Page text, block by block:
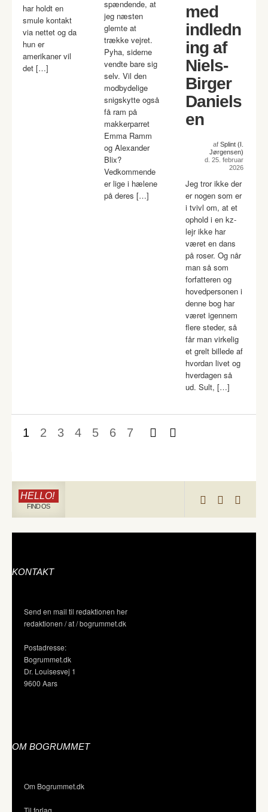
har holdt en
smule kontakt
via nettet og da
hun er
amerikaner vil
det […]
spændende, at
jeg næsten
glemte at
trække vejret.
Pyha, siderne
vendte bare sig
selv. Vil den
modbydelige
snigskytte også
få ram på
makkerparret
Emma Ramm
og Alexander
Blix?
Vedkommende
er lige i hælene
på deres […]
med
indledn
ing af
Niels-
Birger
Daniels
en
af Splint (I.
Jørgensen)
d. 25. februar
2026
Jeg tror ikke der
er nogen som er
i tvivl om, at et
ophold i en kz-
lejr ikke har
været en dans
på roser. Og når
man så som
forfatteren og
hovedpersonen i
denne bog har
været igennem
flere steder, så
får man virkelig
et grelt billede af
hvordan livet og
hverdagen så
ud. Sult, […]
1 2 3 4 5 6 7
HELLO!
FIND OS
KONTAKT
Send en mail til redaktionen her
redaktionen / at / bogrummet.dk
Postadresse:
Bogrummet.dk
Dr. Louisesvej 1
9600 Aars
OM BOGRUMMET
Om Bogrummet.dk
Til forlag